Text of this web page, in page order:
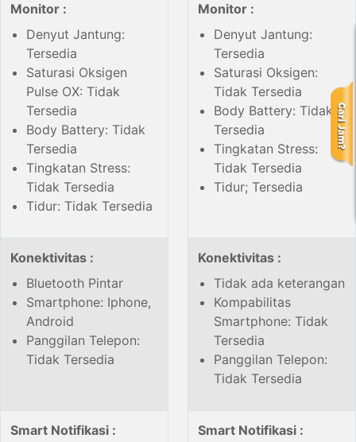
Monitor :
Denyut Jantung:
Tersedia
Saturasi Oksigen
Pulse OX: Tidak
Tersedia
Body Battery: Tidak
Tersedia
Tingkatan Stress:
Tidak Tersedia
Tidur: Tidak Tersedia
Monitor :
Denyut Jantung:
Tersedia
Saturasi Oksigen:
Tidak Tersedia
Body Battery: Tidak
Tersedia
Tingkatan Stress:
Tidak Tersedia
Tidur; Tersedia
Konektivitas :
Bluetooth Pintar
Smartphone: Iphone,
Android
Panggilan Telepon:
Tidak Tersedia
Konektivitas :
Tidak ada keterangan
Kompabilitas
Smartphone: Tidak
Tersedia
Panggilan Telepon:
Tidak Tersedia
Smart Notifikasi :
Smart Notifikasi :